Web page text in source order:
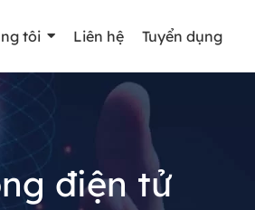
tôi Liên hệ Tuyển dụng
điện tử